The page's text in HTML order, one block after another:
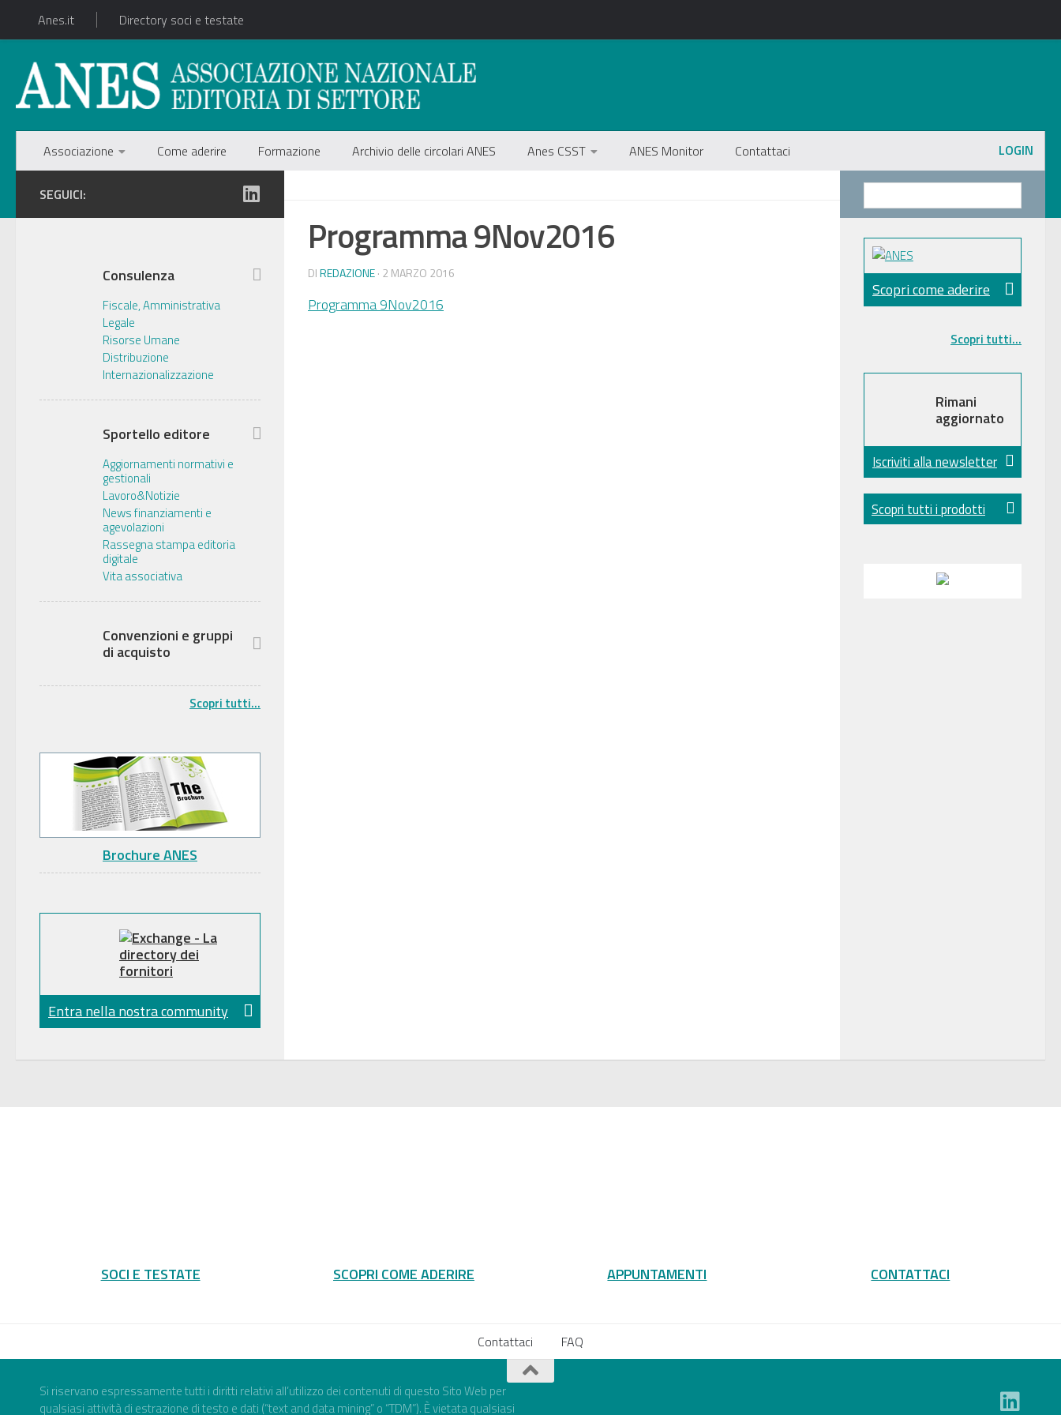
Anes.it Directory soci e testate
LOGIN
Associazione Come aderire Formazione Archivio delle circolari ANES Anes CSST ANES Monitor Contattaci
Programma 9Nov2016
DIREDAZIONE· 2 MARZO 2016
Programma 9Nov2016
SEGUICI:
Consulenza
Fiscale, Amministrativa
Legale
Risorse Umane
Distribuzione
Internazionalizzazione
Sportello editore
Aggiornamenti normativi e
gestionali
Lavoro&Notizie
News finanziamenti e
agevolazioni
Rassegna stampa editoria
digitale
Vita associativa
Convenzioni e gruppi
di acquisto
Scopri tutti...
Brochure ANES
Entra nella nostra community
Scopri come aderire
Scopri tutti...
Rimani
aggiornato
Iscriviti alla newsletter
Scopri tutti i prodotti
SOCI E TESTATE SCOPRI COME ADERIRE APPUNTAMENTI CONTATTACI
Contattaci FAQ
Si riservano espressamente tutti i diritti relativi all’utilizzo dei contenuti di questo Sito Web per
qualsiasi attività di estrazione di testo e dati (“text and data mining” o “TDM”). È vietata qualsiasi